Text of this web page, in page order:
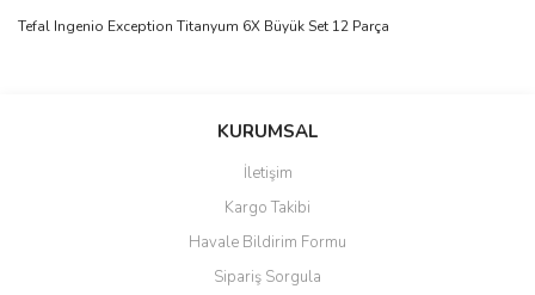
Tefal Ingenio Exception Titanyum 6X Büyük Set 12 Parça
Bu ürüne ilk yorumu siz yapın!
Ürün resmi kalitesiz, bozuk veya görüntülenemiyor.
Ürün açıklamasında eksik bilgiler bulunuyor.
Ürün bilgilerinde hatalar bulunuyor.
KURUMSAL
İletişim
Kargo Takibi
Havale Bildirim Formu
Sipariş Sorgula